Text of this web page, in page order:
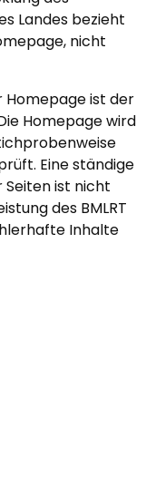
Landes bezieht
nicht
Homepage ist der
Homepage wird
Eine ständige
ist nicht
des BMLRT
Inhalte